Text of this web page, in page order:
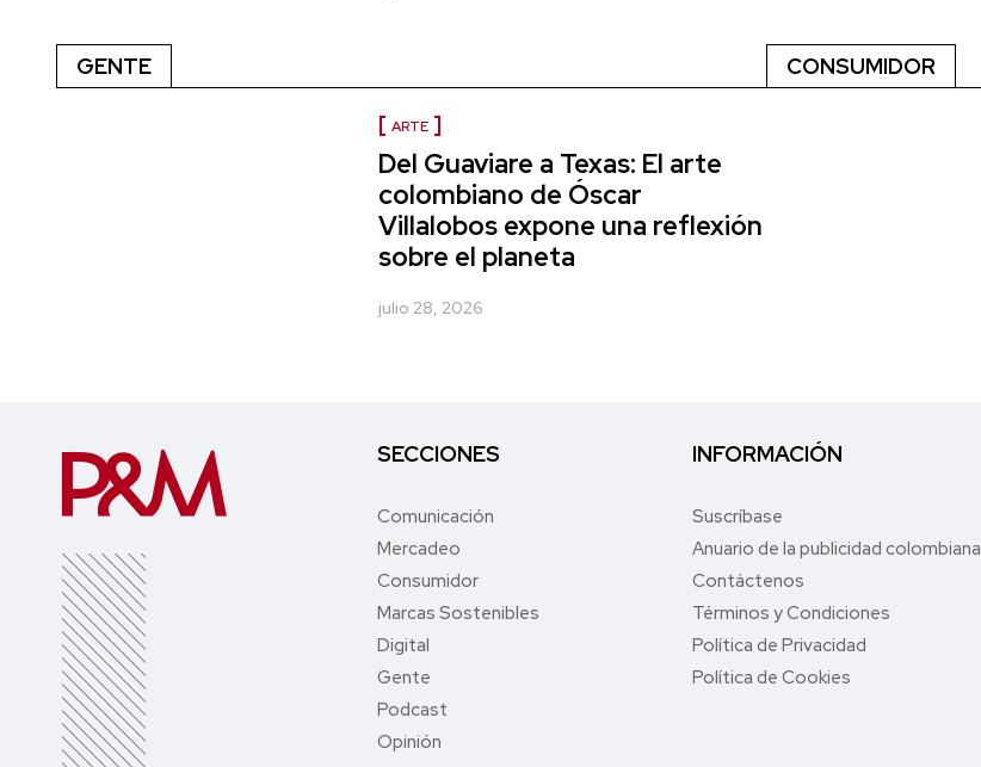
GENTE
ARTE
Del Guaviare a Texas: El arte
colombiano de Óscar
Villalobos expone una reflexión
sobre el planeta
julio 28, 2026
CONSUMIDOR
SECCIONES
Comunicación
Mercadeo
Consumidor
Marcas Sostenibles
Digital
Gente
Podcast
Opinión
INFORMACIÓN
Suscríbase
Anuario de la publicidad colombiana
Contáctenos
Términos y Condiciones
Política de Privacidad
Política de Cookies